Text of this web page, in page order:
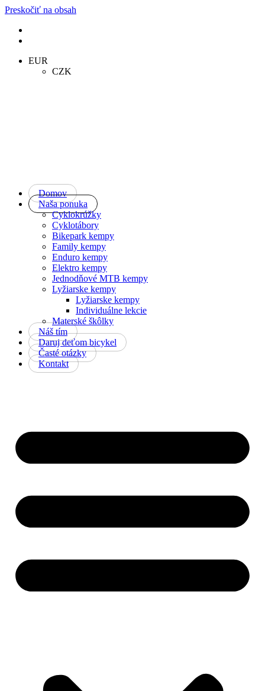
Preskočiť na obsah
EUR
CZK
Domov
Naša ponuka
Cyklokrúžky
Cyklotábory
Bikepark kempy
Family kempy
Enduro kempy
Elektro kempy
Jednodňové MTB kempy
Lyžiarske kempy
Lyžiarske kempy
Individuálne lekcie
Materské škôlky
Náš tím
Daruj deťom bicykel
Časté otázky
Kontakt